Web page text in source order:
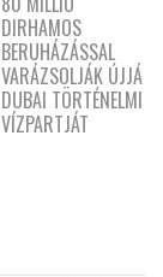
DIRHAMOS
BERUHÁZÁSSAL
VARÁZSOLJÁK ÚJJÁ
DUBAI TÖRTÉNELMI
VÍZPARTJÁT